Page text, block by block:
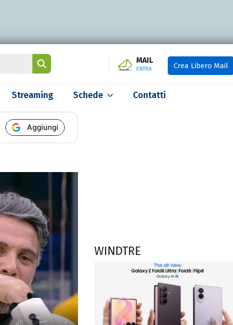
MAIL
ENTRA Crea Libero Mail
Streaming Schede Contatti
Aggiungi
WINDTRE